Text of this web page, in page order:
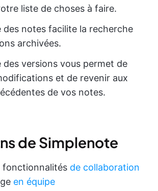
liste de choses à faire.
des notes facilite la recherche
archivées.
des versions vous permet de
et de revenir aux
de vos notes.
de Simplenote
fonctionnalités de collaboration
en équipe